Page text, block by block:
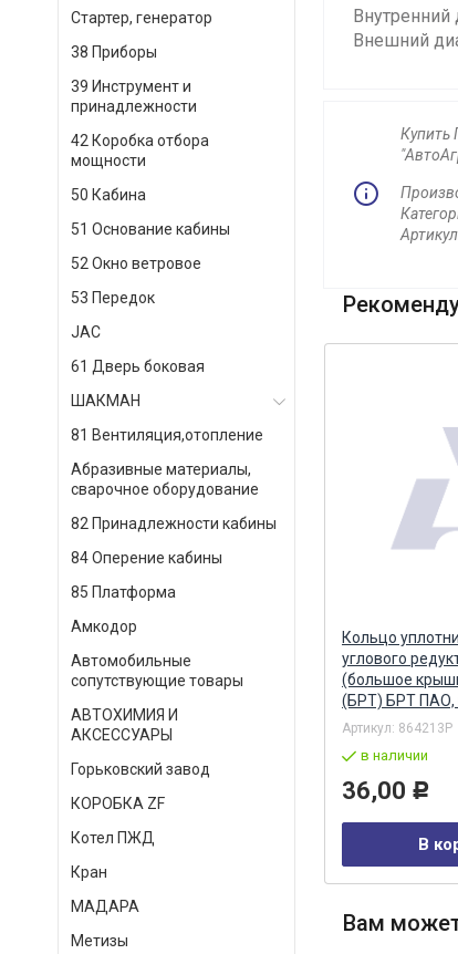
Стартер, генератор
38 Приборы
39 Инструмент и
принадлежности
42 Коробка отбора
мощности
50 Кабина
51 Основание кабины
52 Окно ветровое
53 Передок
JAC
61 Дверь боковая
ШАКМАН
81 Вентиляция,отопление
Абразивные материалы,
сварочное оборудование
82 Принадлежности кабины
84 Оперение кабины
85 Платформа
Амкодор
Автомобильные
сопутствующие товары
АВТОХИМИЯ И
АКСЕССУАРЫ
Горьковский завод
КОРОБКА ZF
Котел ПЖД
Кран
МАДАРА
Метизы
Внешний
Купить
Прокладка регулировочная
ступичных подшипников 0,50
мм МАДАРА MADARA
Артикул:41-097-5101
110,00
В корзину
Кольцо
углового
(большое
(БРТ) БРТ ПАО,
Артикул: 864213Р
в наличии
36,00 Р
В
Вам